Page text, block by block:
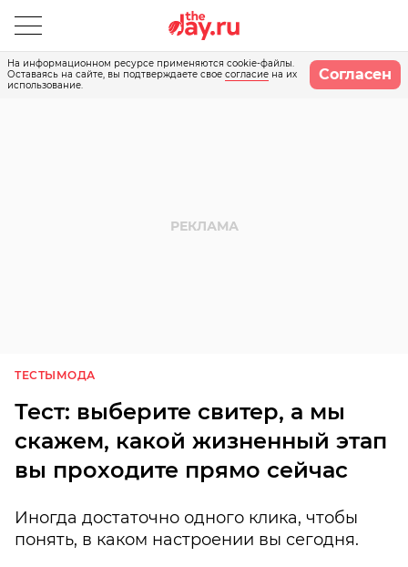
На информационном ресурсе применяются cookie-файлы.
Оставаясь на сайте, вы подтверждаете свое согласие на их
использование.
Согласен
ТЕСТЫ МОДА
Тест: выберите свитер, а мы
скажем, какой жизненный этап
вы проходите прямо сейчас
Иногда достаточно одного клика, чтобы
понять, в каком настроении вы сегодня.